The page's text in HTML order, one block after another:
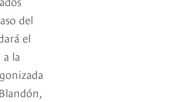
del
el
la